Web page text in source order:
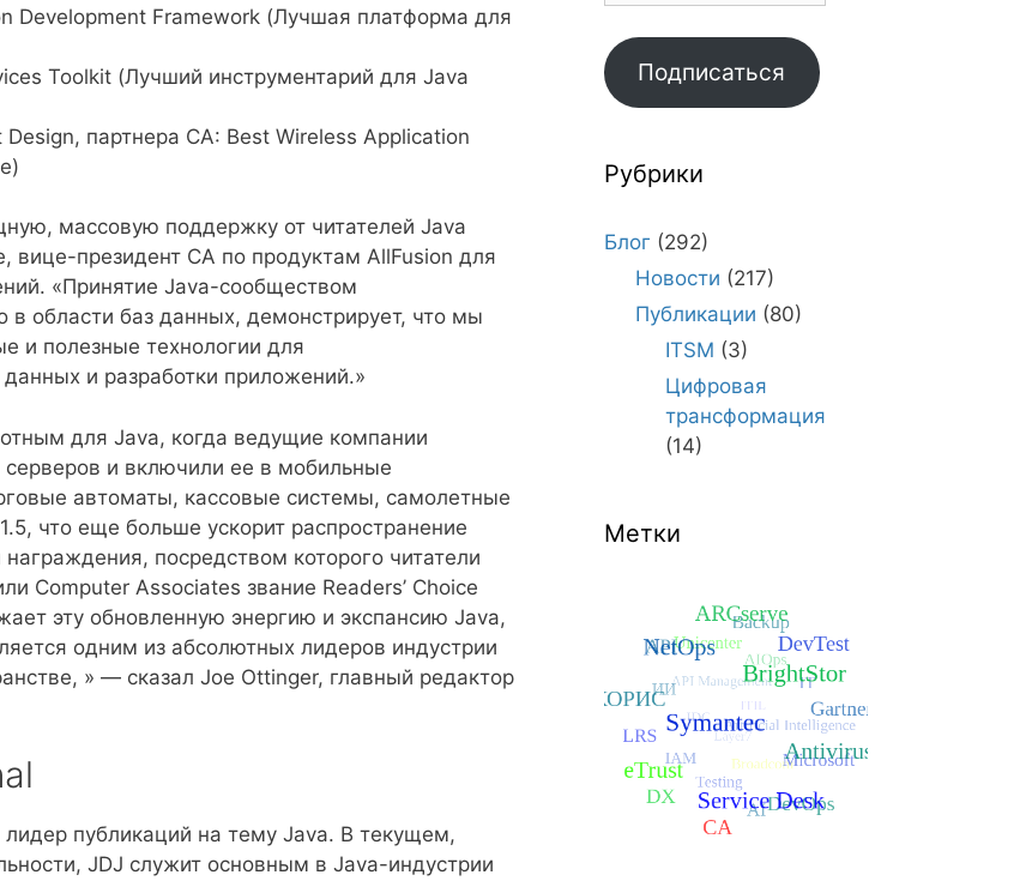
Development Framework (Лучшая платформа для
Toolkit (Лучший инструментарий для Java
партнера CA: Best Wireless Application
массовую поддержку от читателей Java
вице-президент CA по продуктам AllFusion для
«Принятие Java-сообществом
в области баз данных, демонстрирует, что мы
и полезные технологии для
и разработки приложений.»
для Java, когда ведущие компании
и включили ее в мобильные
автоматы, кассовые системы, самолетные
что еще больше ускорит распространение
посредством которого читатели
Computer Associates звание Readers’ Choice
эту обновленную энергию и экспансию Java,
одним из абсолютных лидеров индустрии
» — сказал Joe Ottinger, главный редактор
публикаций на тему Java. В текущем,
JDJ служит основным в Java-индустрии
Подписаться
Рубрики
Блог (292)
Новости (217)
Публикации (80)
ITSM (3)
Цифровая
трансформация
(14)
Метки